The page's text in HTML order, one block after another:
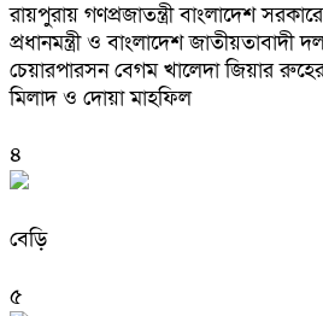
রায়পুরায় গণপ্রজাতন্ত্রী বাংলাদেশ
প্রধানমন্ত্রী ও বাংলাদেশ জাতীয়তাবাদী
চেয়ারপারসন বেগম খালেদা জিয়ার
মিলাদ ও দোয়া মাহফিল
৪
বেড়ি
৫